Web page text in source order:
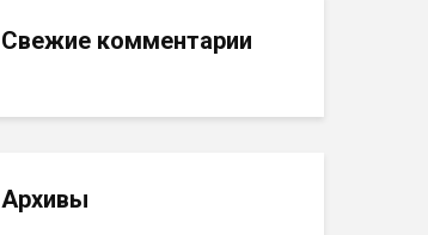
Свежие комментарии
Архивы